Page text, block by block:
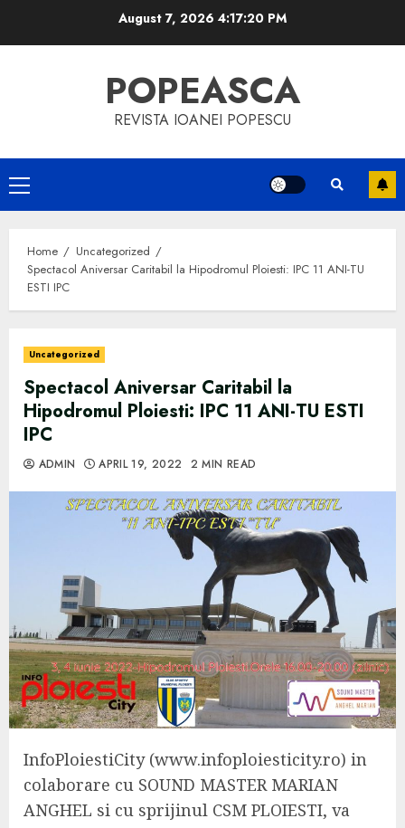
August 7, 20264:17:21 PM
POPEASCA
REVISTA IOANEI POPESCU
Primary
Menu
Home
Uncategorized
Spectacol Aniversar Caritabil la Hipodromul Ploiesti: IPC 11 ANI-TU
ESTI IPC
Uncategorized
Spectacol Aniversar Caritabil la
Hipodromul Ploiesti: IPC 11 ANI-TU ESTI
IPC
ADMIN APRIL 19, 2022 2 MIN READ
InfoPloiestiCity (www.infoploiesticity.ro) in
colaborare cu SOUND MASTER MARIAN
ANGHEL si cu sprijinul CSM PLOIESTI, va